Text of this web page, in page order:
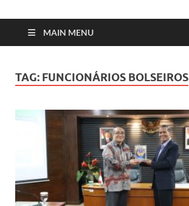
MAIN MENU
TAG: FUNCIONÁRIOS BOLSEIROS